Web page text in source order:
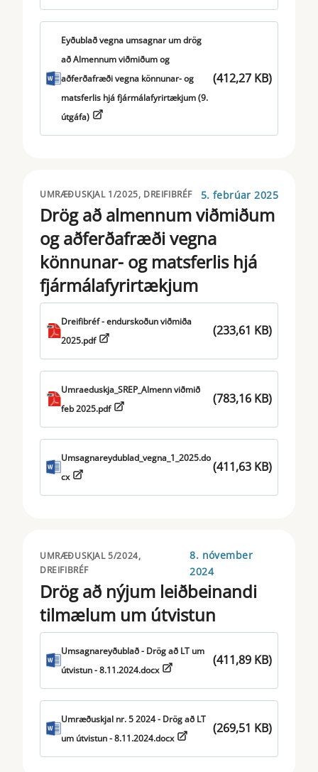
MIFIR
MMF
MOTOR VEHICLES
PAD
PRIIPS
PSD
SFDR
SFTR
SHORTSELLING
SOLVENCY
STS
TAKEOVER BIDS
TAXONOMY
TRANSPARENCY
UCITS
Eyðublað vegna umsagnar um drög
að Almennum viðmiðum og
aðferðafræði vegna könnunar- og
matsferlis hjá fjármálafyrirtækjum (9.
útgáfa)
(412,27 KB)
UMRÆÐUSKJAL 1/2025, DREIFIBRÉF 5. febrúar 2025
Drög að almennum viðmiðum
og aðferðafræði vegna
könnunar- og matsferlis hjá
fjármálafyrirtækjum
Dreifibréf - endurskoðun viðmiða
2025.pdf
(233,61 KB)
Umraeduskja_SREP_Almenn viðmið
feb 2025.pdf
(783,16 KB)
Umsagnareydublad_vegna_1_2025.do
cx
(411,63 KB)
UMRÆÐUSKJAL 5/2024,
DREIFIBRÉF
8. nóvember
2024
Drög að nýjum leiðbeinandi
tilmælum um útvistun
Umsagnareyðublað - Drög að LT um
útvistun - 8.11.2024.docx
(411,89 KB)
Umræðuskjal nr. 5 2024 - Drög að LT
um útvistun - 8.11.2024.docx
(269,51 KB)